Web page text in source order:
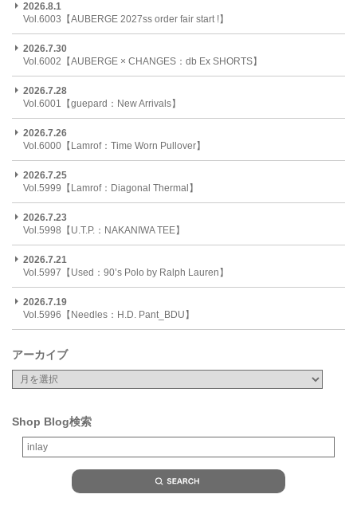
2026.8.1
Vol.6003【AUBERGE 2027ss order fair start !】
2026.7.30
Vol.6002【AUBERGE × CHANGES：db Ex SHORTS】
2026.7.28
Vol.6001【guepard：New Arrivals】
2026.7.26
Vol.6000【Lamrof：Time Worn Pullover】
2026.7.25
Vol.5999【Lamrof：Diagonal Thermal】
2026.7.23
Vol.5998【U.T.P.：NAKANIWA TEE】
2026.7.21
Vol.5997【Used：90’s Polo by Ralph Lauren】
2026.7.19
Vol.5996【Needles：H.D. Pant_BDU】
アーカイブ
Shop Blog検索